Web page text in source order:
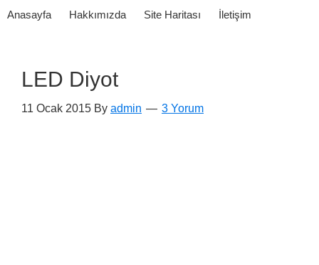
Anasayfa Hakkımızda Site Haritası İletişim
LED Diyot
11 Ocak 2015 By admin 3 Yorum